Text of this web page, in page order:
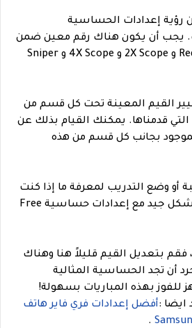
من رؤية إعدادات الحساسية
يجب أن يكون هناك رقم معين ضمن
أقسام General و Red Dot و 2X Scope و 4X Scope و Sniper
إلى تغيير القيم المعينة تحت كل قسم من
التي قدمناها. يمكنك القيام بذلك عن
بجانب كل قسم من هذه
لعبة أو وضع التدريب لمعرفة ما إذا كنت
مرتاحًا ويمكن أن تؤدي بشكل جيد مع إعدادات حساسية Free
فقم بتعديل القيم قليلاً هنا وهناك
أن تجد الحساسية المثالية
للفوز بهذه المباريات بسهولة!
ايضا :أفضل إعدادات فري فاير هاتف
.